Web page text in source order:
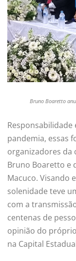
Bruno Boaretto
Responsabilidade
pandemia, essas
organizadores da
Bruno Boaretto e
Macuco. Visando
solenidade teve
com a
centenas de
opinião do
na Capital